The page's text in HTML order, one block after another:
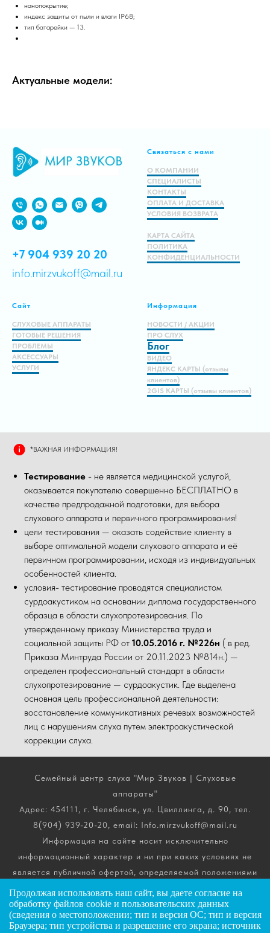
нанопокрытие;
индекс защиты от пыли и влаги IP68;
тип батарейки — 13.
Актуальные модели:
Продолжая использовать наш сайт, вы даете согласие на
обработку файлов cookie и пользовательских данных
(сведения о местоположении; тип и версия ОС; тип и версия
Браузера; тип устройства и разрешение его экрана; источник
+7 904 939 20 20
info.mirzvukoff@mail.ru
Связаться с нами
О КОМПАНИИ
СПЕЦИАЛИСТЫ
КОНТАКТЫ
ОПЛАТА И ДОСТАВКА
УСЛОВИЯ ВОЗВРАТА
КАРТА САЙТА
ПОЛИТИКА
КОНФИДЕНЦИАЛЬНОСТИ
Сайт
СЛУХОВЫЕ АППАРАТЫ
ГОТОВЫЕ РЕШЕНИЯ
ПРОБЛЕМЫ
АКСЕССУАРЫ
УСЛУГИ
Информация
НОВОСТИ / АКЦИИ
ПРО СЛУХ
Блог
ВИДЕО
ЯНДЕКС КАРТЫ (отзывы
клиентов)
2GIS КАРТЫ (отзывы клиентов)
*ВАЖНАЯ ИНФОРМАЦИЯ!
Тестирование - не является медицинской услугой,
оказывается покупателю совершенно БЕСПЛАТНО в
качестве предпродажной подготовки, для выбора
слухового аппарата и первичного программирования!
цели тестирования — оказать содействие клиенту в
выборе оптимальной модели слухового аппарата и её
первичном программировании, исходя из индивидуальных
особенностей клиента.
условия- тестирование проводятся специалистом
сурдоакустиком на основании диплома государственного
образца в области слухопротезирования. По
утвержденному приказу Министерства труда и
социальной защиты РФ от 10.05.2016 г. №226н ( в ред.
Приказа Минтруда России от 20.11.2023 №814н.) —
определен профессиональный стандарт в области
слухопротезирование — сурдоакустик. Где выделена
основная цель профессиональной деятельности:
восстановление коммуникативных речевых возможностей
лиц с нарушениям слуха путем электроакустической
коррекции слуха.
Семейный центр слуха "Мир Звуков | Слуховые
аппараты"
Адрес: 454111, г. Челябинск, ул. Цвиллинга, д. 90, тел.
8(904) 939-20-20, email: Info.mirzvukoff@mail.ru
Информация на сайте носит исключительно
информационный характер и ни при каких условиях не
является публичной офертой, определяемой положениями
ч. 2 ст. 437 Гражданского кодекса РФ. Получить
подробную информацию о стоимости, комплектации и
сроках выполнения услуг вы можете по телефону горячей